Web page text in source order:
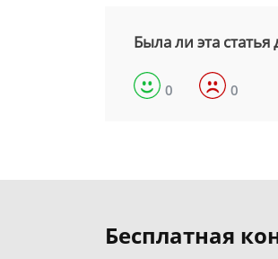
Была ли эта
0 0
Бесплатная